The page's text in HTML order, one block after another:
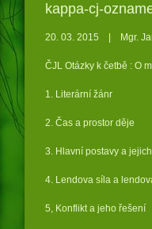
kappa-cj-
20. 03. 2015 Mgr.
ČJL Otázky k četbě : O
1. Literární žánr
2. Čas a prostor děje
3. Hlavní postavy a
4. Lendova síla a
5, Konflikt a jeho řešení